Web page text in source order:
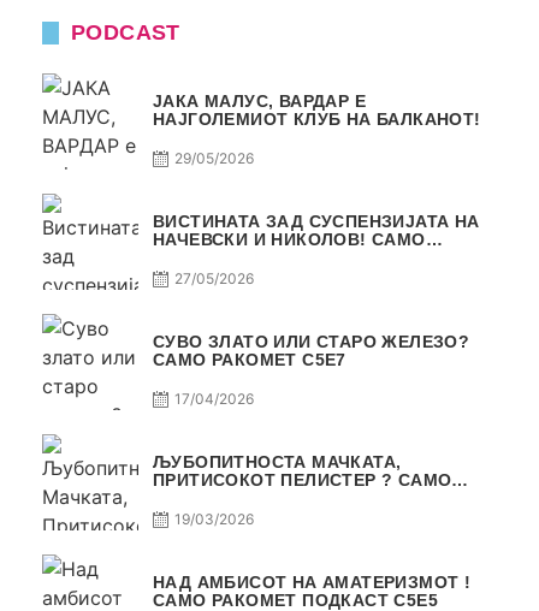
PODCAST
ЈАКА МАЛУС, ВАРДАР Е
НАЈГОЛЕМИОТ КЛУБ НА БАЛКАНОТ!
29/05/2026
ВИСТИНАТА ЗАД СУСПЕНЗИЈАТА НА
НАЧЕВСКИ И НИКОЛОВ! САМО
27/05/2026
СУВО ЗЛАТО ИЛИ СТАРО ЖЕЛЕЗО?
САМО РАКОМЕТ С5Е7
17/04/2026
ЉУБОПИТНОСТА МАЧКАТА,
ПРИТИСОКОТ ПЕЛИСТЕР ? САМО
19/03/2026
НАД АМБИСОТ НА АМАТЕРИЗМОТ !
САМО РАКОМЕТ ПОДКАСТ С5E5